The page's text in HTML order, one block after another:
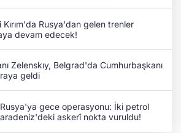
Kırım'da Rusya'dan gelen trenler
devam edecek!
Zelenskıy, Belgrad'da Cumhurbaşkanı
geldi
gece operasyonu: İki petrol
askerî nokta vuruldu!